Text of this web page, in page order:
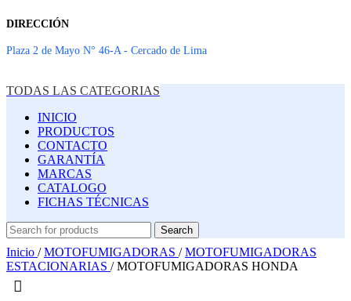
DIRECCIÓN
Plaza 2 de Mayo N° 46-A - Cercado de Lima
TODAS LAS CATEGORIAS
INICIO
PRODUCTOS
CONTACTO
GARANTÍA
MARCAS
CATALOGO
FICHAS TÉCNICAS
Search
Inicio / MOTOFUMIGADORAS / MOTOFUMIGADORAS
ESTACIONARIAS / MOTOFUMIGADORAS HONDA